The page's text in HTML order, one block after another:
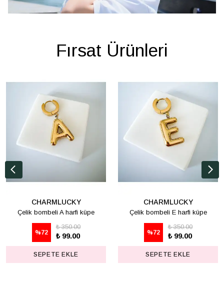
Fırsat Ürünleri
CHARMLUCKY
Çelik bombeli A harfi küpe
%72
₺ 350.00
₺ 99.00
SEPETE EKLE
CHARMLUCKY
Çelik bombeli E harfi küpe
%72
₺ 350.00
₺ 99.00
SEPETE EKLE